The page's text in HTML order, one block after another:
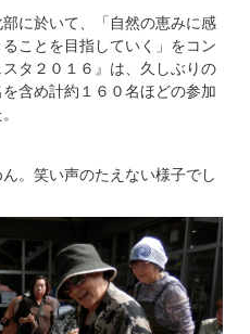
に於いて、「自然の恵みに感
ことを目指していく」をコン
タ２０１６』は、久しぶりの
含め計約１６０名ほどの参加
。笑い声のたえない様子でし